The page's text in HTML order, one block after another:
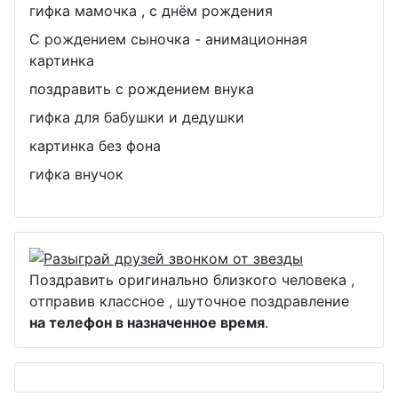
гифка мамочка , с днём рождения
С рождением сыночка - анимационная
картинка
поздравить с рождением внука
гифка для бабушки и дедушки
картинка без фона
гифка внучок
Поздравить оригинально близкого человека ,
отправив классное , шуточное поздравление
на телефон в назначенное время.